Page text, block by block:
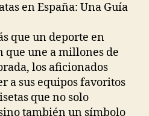
en España: Una Guía
que un deporte en
que une a millones de
los aficionados
a sus equipos favoritos
que no solo
también un símbolo